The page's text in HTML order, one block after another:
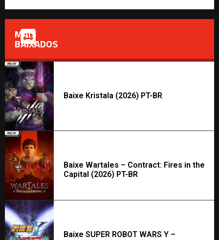
MAIS
BAIXADOS
Baixe Kristala (2026) PT-BR
Baixe Wartales – Contract: Fires in the
Capital (2026) PT-BR
Baixe SUPER ROBOT WARS Y –